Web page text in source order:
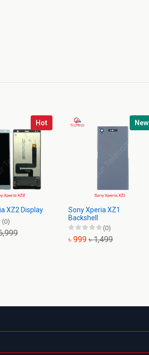
Hot
XZ2 Display
(0)
New
Sony Xperia XZ1
Backshell
(0)
৳ 999 ৳ 1,499